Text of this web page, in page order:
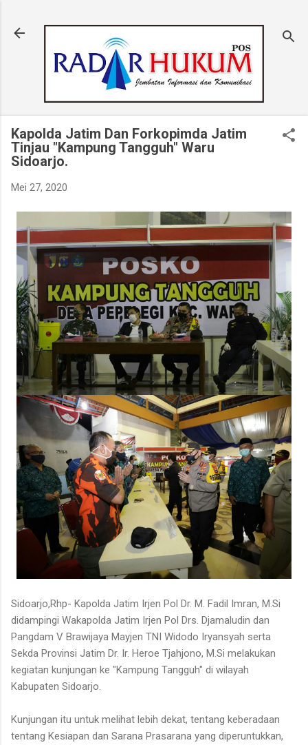
Kapolda Jatim Dan Forkopimda Jatim
Tinjau "Kampung Tangguh" Waru
Sidoarjo.
Mei 27, 2020
Sidoarjo,Rhp- Kapolda Jatim Irjen Pol Dr. M. Fadil Imran, M.Si
didampingi Wakapolda Jatim Irjen Pol Drs. Djamaludin dan
Pangdam V Brawijaya Mayjen TNI Widodo Iryansyah serta
Sekda Provinsi Jatim Dr. Ir. Heroe Tjahjono, M.Si melakukan
kegiatan kunjungan ke "Kampung Tangguh" di wilayah
Kabupaten Sidoarjo.
Kunjungan itu untuk melihat lebih dekat, tentang keberadaan
tentang Kesiapan dan Sarana Prasarana yang diperuntukkan,